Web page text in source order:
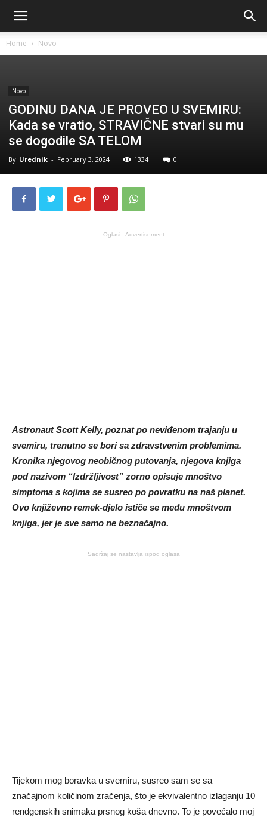
Home Novo
Novo
GODINU DANA JE PROVEO U SVEMIRU:
Kada se vratio, STRAVIČNE stvari su mu
se dogodile SA TELOM
By Urednik - February 3, 2024 1334 0
Oglasi - Advertisement
Astronaut Scott Kelly, poznat po neviđenom trajanju u
svemiru, trenutno se bori sa zdravstvenim problemima.
Kronika njegovog neobičnog putovanja, njegova knjiga
pod nazivom “Izdržljivost” zorno opisuje mnoštvo
simptoma s kojima se susreo po povratku na naš planet.
Ovo književno remek-djelo ističe se među mnoštvom
knjiga, jer je sve samo ne beznačajno.
Sadržaj se nastavlja ispod oglasa
Tijekom mog boravka u svemiru, susreo sam se sa
značajnom količinom zračenja, što je ekvivalentno izlaganju 10
rendgenskih snimaka prsnog koša dnevno. To je povećalo moj